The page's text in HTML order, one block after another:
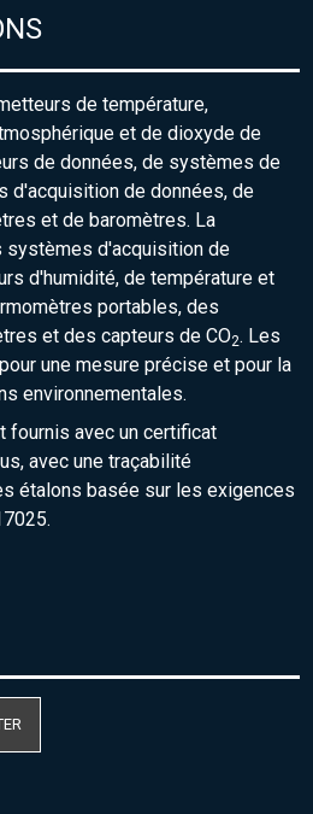
de température,
et de dioxyde de
de données, de systèmes de
d'acquisition de données, de
et de baromètres. La
systèmes d'acquisition de
d'humidité, de température et
portables, des
et des capteurs de CO2. Les
une mesure précise et pour la
environnementales.
fournis avec un certificat
avec une traçabilité
étalons basée sur les exigences